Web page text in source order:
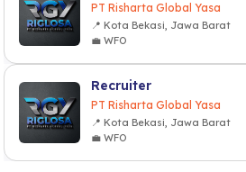
PT Risharta Global Yasa
📍 Kota Bekasi, Jawa Barat
💼 WFO
Recruiter
PT Risharta Global Yasa
📍 Kota Bekasi, Jawa Barat
💼 WFO